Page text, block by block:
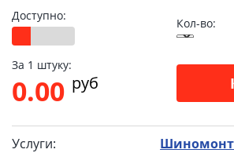
Доступно:
Кол-во:
За 1 штуку:
0.00 pуб
Услуги: